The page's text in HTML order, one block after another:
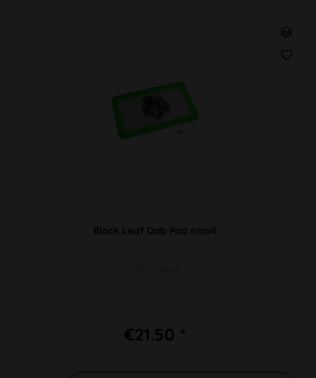
Black Leaf Dab Pad small
€21.50 *